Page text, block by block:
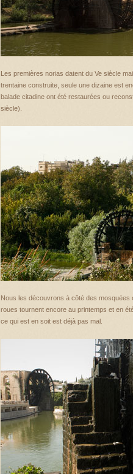
Les premières norias datent du Ve siècle
trentaine construite, seule une dizaine est
balade citadine ont été restaurées ou
siècle).
Nous les découvrons à côté des mosquées
roues tournent encore au printemps et en
ce qui est en soit est déjà pas mal.